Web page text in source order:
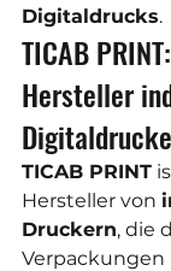
Digitaldrucks.
TICAB
Hersteller
TICAB PRINT
Hersteller von
Druckern, die
Verpackungen